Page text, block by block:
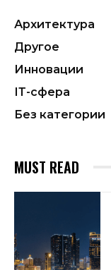
Архитектура
Другое
Инновации
ІТ-сфера
Без категории
MUST READ